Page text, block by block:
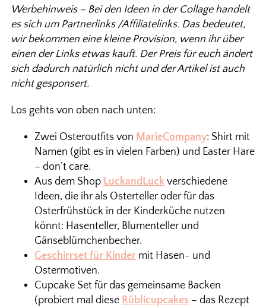
Werbehinweis – Bei den Ideen in der Collage handelt
es sich um Partnerlinks /Affiliatelinks. Das bedeutet,
wir bekommen eine kleine Provision, wenn ihr über
einen der Links etwas kauft. Der Preis für euch ändert
sich dadurch natürlich nicht und der Artikel ist auch
nicht gesponsert.
Los gehts von oben nach unten:
Zwei Osteroutfits von MarieCompany: Shirt mit
Namen (gibt es in vielen Farben) und Easter Hare
– don’t care.
Aus dem Shop LuckandLuckverschiedene
Ideen, die ihr als Osterteller oder für das
Osterfrühstück in der Kinderküche nutzen
könnt: Hasenteller, Blumenteller und
Gänseblümchenbecher.
Geschirrset für Kindermit Hasen- und
Ostermotiven.
Cupcake Set für das gemeinsame Backen
(probiert mal diese Rüblicupcakes – das Rezept